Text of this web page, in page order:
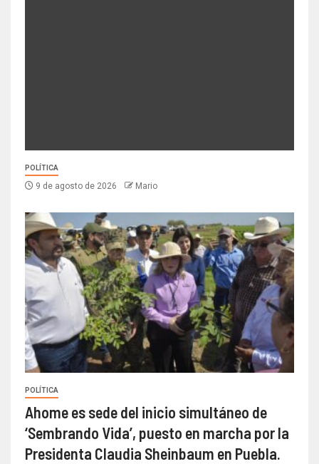
POLÍTICA
9 de agosto de 2026 Mario
POLÍTICA
Ahome es sede del inicio simultáneo de
‘Sembrando Vida’, puesto en marcha por la
Presidenta Claudia Sheinbaum en Puebla.